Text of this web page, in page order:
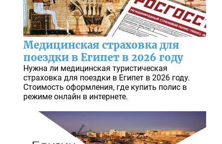
Медицинская страховка для
поездки в Египет в 2026 году
Нужна ли медицинская туристическая
страховка для поездки в Египет в 2026 году.
Стоимость оформления, где купить полис в
режиме онлайн в интернете.